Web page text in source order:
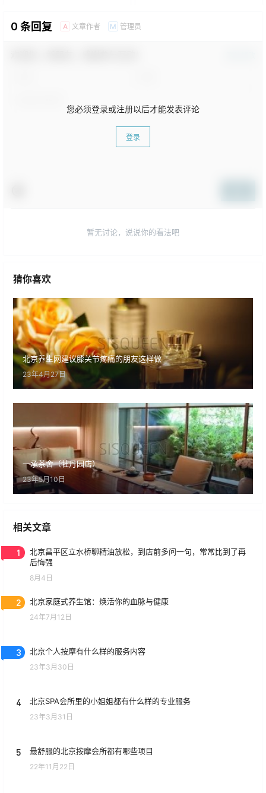
0 条回复 A 文章作者 M 管理员
您必须登录或注册以后才能发表评论
登录
暂无讨论，说说你的看法吧
猜你喜欢
北京养生网建议膝关节疼痛的朋友这样做
23年4月27日
一承茶舍（牡丹园店）
23年5月10日
相关文章
1
北京昌平区立水桥聊精油放松，到店前多问一句，常常比到了再
后悔强
8月4日
2 北京家庭式养生馆：焕活你的血脉与健康
24年7月12日
3 北京个人按摩有什么样的服务内容
23年3月30日
4 北京SPA会所里的小姐姐都有什么样的专业服务
23年3月31日
5 最舒服的北京按摩会所都有哪些项目
22年11月22日